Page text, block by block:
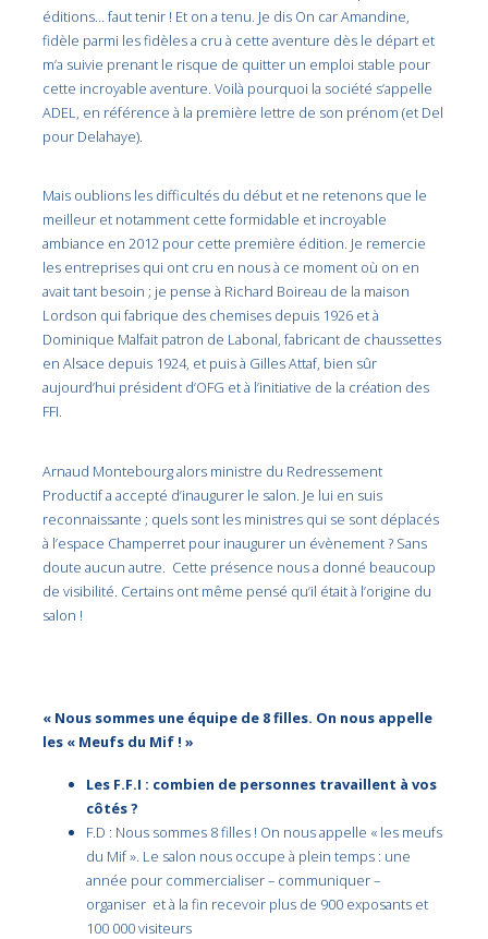
éditions… faut tenir ! Et on a tenu. Je dis On car Amandine,
fidèle parmi les fidèles a cru à cette aventure dès le départ et
m’a suivie prenant le risque de quitter un emploi stable pour
cette incroyable aventure. Voilà pourquoi la société s’appelle
ADEL, en référence à la première lettre de son prénom (et Del
pour Delahaye).
Mais oublions les difficultés du début et ne retenons que le
meilleur et notamment cette formidable et incroyable
ambiance en 2012 pour cette première édition. Je remercie
les entreprises qui ont cru en nous à ce moment où on en
avait tant besoin ; je pense à Richard Boireau de la maison
Lordson qui fabrique des chemises depuis 1926 et à
Dominique Malfait patron de Labonal, fabricant de chaussettes
en Alsace depuis 1924, et puis à Gilles Attaf, bien sûr
aujourd’hui président d’OFG et à l’initiative de la création des
FFI.
Arnaud Montebourg alors ministre du Redressement
Productif a accepté d’inaugurer le salon. Je lui en suis
reconnaissante ; quels sont les ministres qui se sont déplacés
à l’espace Champerret pour inaugurer un évènement ? Sans
doute aucun autre. Cette présence nous a donné beaucoup
de visibilité. Certains ont même pensé qu’il était à l’origine du
salon !
« Nous sommes une équipe de 8 filles. On nous appelle
les « Meufs du Mif ! »
Les F.F.I : combien de personnes travaillent à vos
côtés ?
F.D : Nous sommes 8 filles ! On nous appelle « les meufs
du Mif ». Le salon nous occupe à plein temps : une
année pour commercialiser – communiquer –
organiser et à la fin recevoir plus de 900 exposants et
100 000 visiteurs